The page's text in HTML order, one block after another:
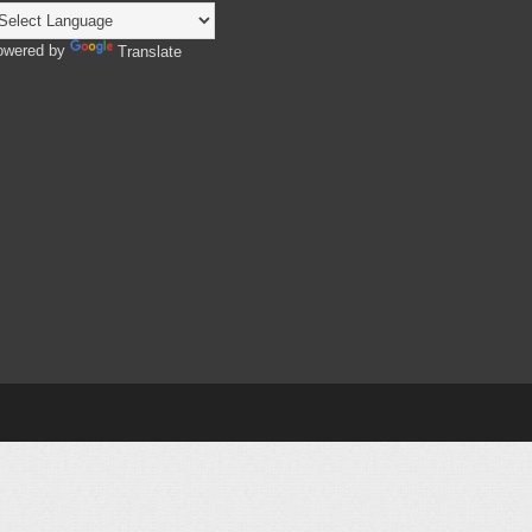
by Translate